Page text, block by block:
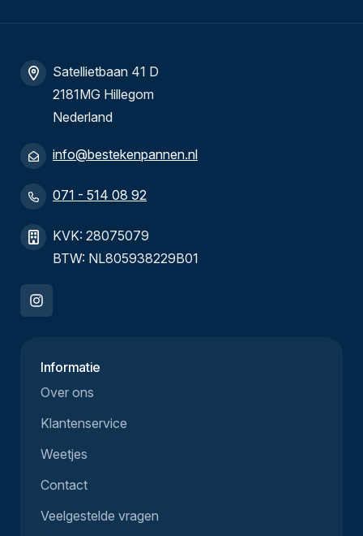
Satellietbaan 41 D
2181MG Hillegom
Nederland
info@bestekenpannen.nl
071 - 514 08 92
KVK: 28075079
BTW: NL805938229B01
Informatie
Over ons
Klantenservice
Weetjes
Contact
Veelgestelde vragen